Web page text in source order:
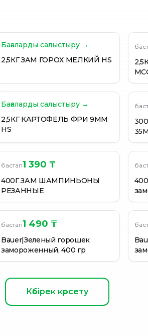
Бағаларды салыстыру →
2,5КГ ЗАМ ГОРОХ МЕЛКИЙ HS
Бағаларды салыстыру →
2,5КГ КАРТОФЕЛЬ ФРИ 9ММ
HS
бастап1 390 ₸
400Г ЗАМ ШАМПИНЬОНЫ
РЕЗАННЫЕ
бастап1 490 ₸
Bauer|Зеленый горошек
замороженный, 400 гр
Көбірек көрсету